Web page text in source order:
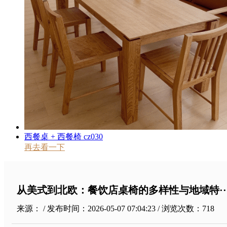
西餐桌 + 西餐椅 cz030
再去看一下
从美式到北欧：餐饮店桌椅的多样性与地域特
来源： / 发布时间：2026-05-07 07:04:23 / 浏览次数： 718